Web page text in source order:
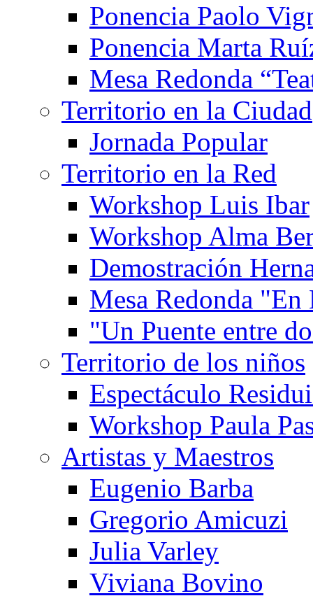
Ponencia Paolo
Ponencia Marta
Mesa Redonda
Territorio en la Ciudad
Jornada Popular
Territorio en la Red
Workshop Luis Ibar
Workshop Alma
Demostración
Mesa Redonda
"Un Puente entre
Territorio de los niños
Espectáculo
Workshop Paula
Artistas y Maestros
Eugenio Barba
Gregorio Amicuzi
Julia Varley
Viviana Bovino